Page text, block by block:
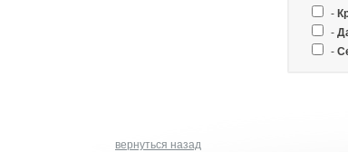
-
-
-
вернуться назад